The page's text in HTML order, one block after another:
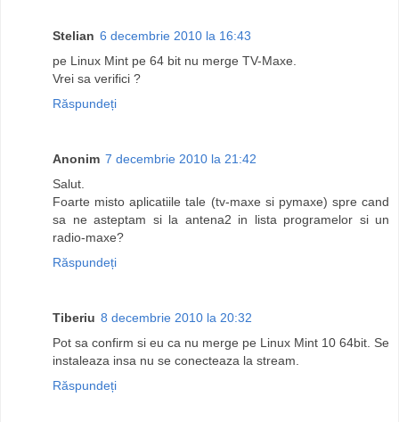
Stelian 6 decembrie 2010 la 16:43
pe Linux Mint pe 64 bit nu merge TV-Maxe.
Vrei sa verifici ?
Răspundeți
Anonim 7 decembrie 2010 la 21:42
Salut.
Foarte misto aplicatiile tale (tv-maxe si pymaxe) spre cand
sa ne asteptam si la antena2 in lista programelor si un
radio-maxe?
Răspundeți
Tiberiu 8 decembrie 2010 la 20:32
Pot sa confirm si eu ca nu merge pe Linux Mint 10 64bit. Se
instaleaza insa nu se conecteaza la stream.
Răspundeți